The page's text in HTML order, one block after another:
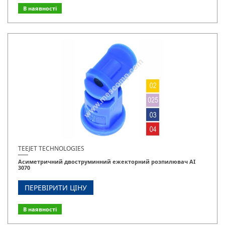
В наявності
TEEJET TECHNOLOGIES
Асиметричний двоструминний ежекторний розпилювач AI
3070
ПЕРЕВІРИТИ ЦІНУ
В наявності